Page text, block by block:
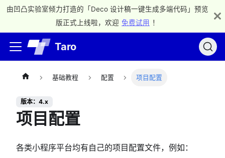
由凹凸实验室倾力打造的「Deco 设计稿一键生成多端代码」预览
版正式上线啦，欢迎 免费试用 ！
Taro
基础教程 配置 项目配置
版本：4.x
项目配置
各类小程序平台均有自己的项目配置文件，例如：